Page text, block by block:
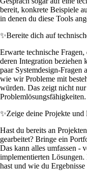
bereit, konkrete Beispiele
in denen du diese Tools
✨Bereite dich auf
Erwarte technische
deren Integration beziehen
paar Systemdesign-Fragen
wie wir Probleme mit
würden. Das zeigt nicht
Problemlösungsfähigkeiten.
✨Zeige deine Projekte und
Hast du bereits an
gearbeitet? Bringe ein
Das kann alles umfassen -
implementierten
hast und wie du